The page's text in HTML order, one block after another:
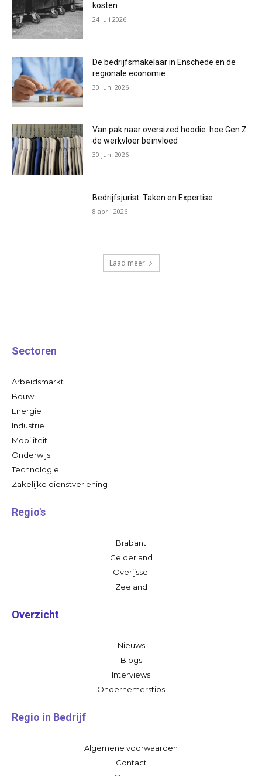
kosten
24 juli 2026
De bedrijfsmakelaar in Enschede en de
regionale economie
30 juni 2026
Van pak naar oversized hoodie: hoe Gen Z
de werkvloer beïnvloed
30 juni 2026
Bedrijfsjurist: Taken en Expertise
8 april 2026
Laad meer
Sectoren
Arbeidsmarkt
Bouw
Energie
Industrie
Mobiliteit
Onderwijs
Technologie
Zakelijke dienstverlening
Regio's
Brabant
Gelderland
Overijssel
Zeeland
Overzicht
Nieuws
Blogs
Interviews
Ondernemerstips
Regio in Bedrijf
Algemene voorwaarden
Contact